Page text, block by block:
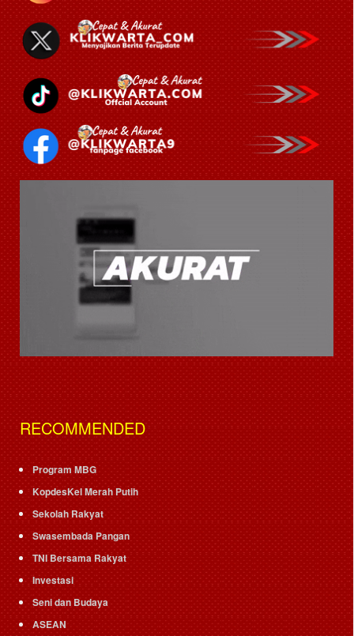
RECOMMENDED
Program MBG
KopdesKel Merah Putih
Sekolah Rakyat
Swasembada Pangan
TNI Bersama Rakyat
Investasi
Seni dan Budaya
ASEAN